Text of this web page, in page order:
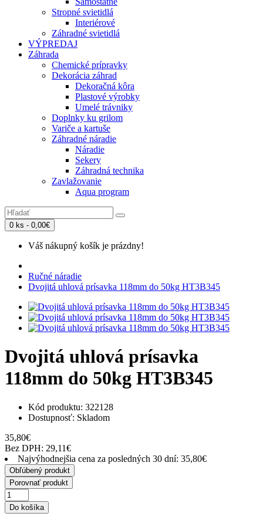
Stropné svietidlá
Interiérové
Záhradné svietidlá
VÝPREDAJ
Záhrada
Chemické prípravky
Dekorácia záhrad
Dekoračná kôra
Plastové výrobky
Umelé trávniky
Doplnky ku grilom
Variče a kartuše
Záhradné náradie
Náradie
Sekery
Záhradná technika
Zavlažovanie
Aqua program
0 ks - 0,00€
Váš nákupný košík je prázdny!
Ručné náradie
Dvojitá uhlová prísavka 118mm do 50kg HT3B345
Dvojitá uhlová prísavka
118mm do 50kg HT3B345
Kód produktu: 322128
Dostupnosť: Skladom
35,80€
Bez DPH: 29,11€
Najvýhodnejšia cena za posledných 30 dní: 35,80€
Obľúbený produkt
Porovnať produkt
Do košíka